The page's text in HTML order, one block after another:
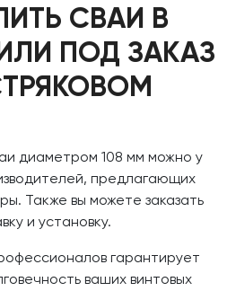
СВАИ В
ПОД ЗАКАЗ
диаметром 108 мм можно у
предлагающих
Также вы можете заказать
и установку.
гарантирует
ваших винтовых